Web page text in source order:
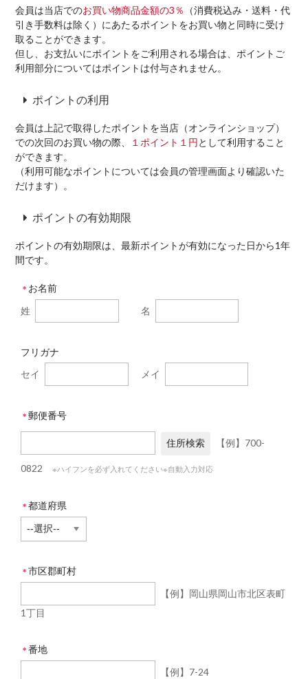
会員は当店でのお買い物商品金額の3％
（消費税込み・送料・代
引き手数料は除く）にあたるポイントをお買い物と同時に受け
取ることができます。
但し、お支払いにポイントをご利用される場合は、ポイントご
利用部分についてはポイントは付与されません。
ポイントの利用
会員は上記で取得したポイントを当店（オンラインショップ）
での次回のお買い物の際、
１ポイント１円として利用すること
ができます。
（利用可能なポイントについては会員の管理画面より確認いた
だけます）。
ポイントの有効期限
ポイントの有効期限は、最新ポイントが有効になった日から1年
間です。
＊ お名前
姓
名
フリガナ
セイ
メイ
＊郵便番号
【例】700-
0822※ハイフンを必ず入れてください※自動入力対応
＊都道府県
＊市区郡町村
【例】岡山県岡山市北区表町
1丁目
＊番地
【例】7-24